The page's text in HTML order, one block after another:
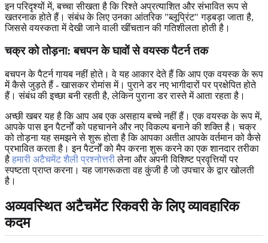
इन परिदृश्यों में, बच्चा सीखता है कि रिश्ते अप्रत्याशित और संभावित रूप से
खतरनाक होते हैं। संबंध के लिए उनका आंतरिक "ब्लूप्रिंट" गड़बड़ा जाता है,
जिससे वयस्कता में देखी जाने वाली खींचतान की गतिशीलता होती है।
चक्र को तोड़ना: बचपन के घावों से वयस्क पैटर्न तक
बचपन के पैटर्न गायब नहीं होते। वे यह आकार देते हैं कि आप एक वयस्क के रूप
में कैसे जुड़ते हैं - खासकर रोमांस में। पुराने डर नए भागीदारों पर प्रक्षेपित होते
हैं। संबंध की इच्छा बनी रहती है, लेकिन पुराना डर रास्ते में आता रहता है।
अच्छी खबर यह है कि आप अब एक असहाय बच्चे नहीं हैं। एक वयस्क के रूप में,
आपके पास इन पैटर्नों को पहचानने और नए विकल्प बनाने की शक्ति है। चक्र
को तोड़ना यह समझने से शुरू होता है कि आपका अतीत आपके वर्तमान को कैसे
प्रभावित करता है। इन पैटर्नों को मैप करना शुरू करने का एक शानदार तरीका
है हमारी अटैचमेंट शैली प्रश्नोत्तरीलेना और अपनी विशिष्ट प्रवृत्तियों पर
स्पष्टता प्राप्त करना। यह जागरूकता वह कुंजी है जो उपचार के द्वार खोलती
है।
अव्यवस्थित अटैचमेंट रिकवरी के लिए व्यावहारिक
कदम